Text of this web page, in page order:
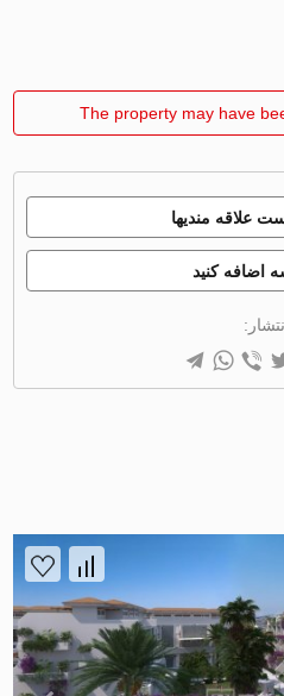
The property may have
علاقه مندیها
اضافه کنید